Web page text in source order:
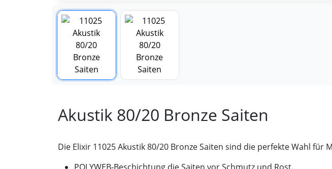
Akustik 80/20 Bronze Saiten
Die Elixir 11025 Akustik 80/20 Bronze Saiten sind die perfekte Wahl für